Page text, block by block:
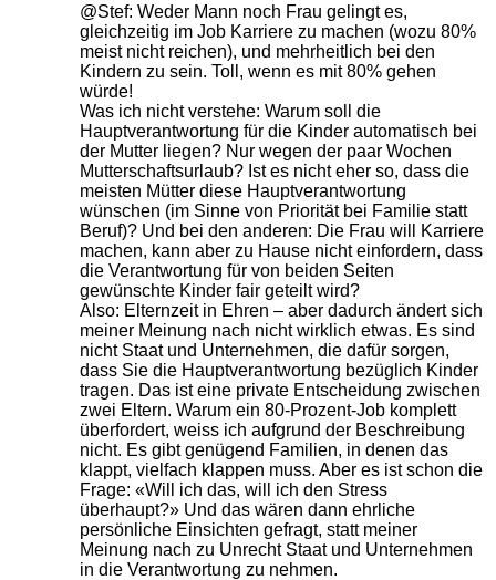
@Stef: Weder Mann noch Frau gelingt es,
gleichzeitig im Job Karriere zu machen (wozu 80%
meist nicht reichen), und mehrheitlich bei den
Kindern zu sein. Toll, wenn es mit 80% gehen
würde!
Was ich nicht verstehe: Warum soll die
Hauptverantwortung für die Kinder automatisch bei
der Mutter liegen? Nur wegen der paar Wochen
Mutterschaftsurlaub? Ist es nicht eher so, dass die
meisten Mütter diese Hauptverantwortung
wünschen (im Sinne von Priorität bei Familie statt
Beruf)? Und bei den anderen: Die Frau will Karriere
machen, kann aber zu Hause nicht einfordern, dass
die Verantwortung für von beiden Seiten
gewünschte Kinder fair geteilt wird?
Also: Elternzeit in Ehren – aber dadurch ändert sich
meiner Meinung nach nicht wirklich etwas. Es sind
nicht Staat und Unternehmen, die dafür sorgen,
dass Sie die Hauptverantwortung bezüglich Kinder
tragen. Das ist eine private Entscheidung zwischen
zwei Eltern. Warum ein 80-Prozent-Job komplett
überfordert, weiss ich aufgrund der Beschreibung
nicht. Es gibt genügend Familien, in denen das
klappt, vielfach klappen muss. Aber es ist schon die
Frage: «Will ich das, will ich den Stress
überhaupt?» Und das wären dann ehrliche
persönliche Einsichten gefragt, statt meiner
Meinung nach zu Unrecht Staat und Unternehmen
in die Verantwortung zu nehmen.